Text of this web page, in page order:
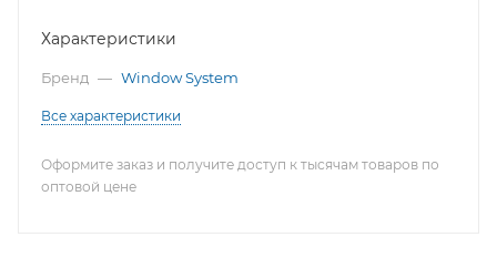
Характеристики
Бренд — Window System
Все характеристики
Оформите заказ и получите доступ к тысячам товаров по
оптовой цене